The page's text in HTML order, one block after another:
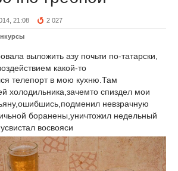
21:08 2 027
выложить азу почьти по-татарски,
какой-то
телепорт в мою кухню.Там
холодильника,зачемто спиздел мои
невзрачную
боранены,уничтожил недельный
восвояси